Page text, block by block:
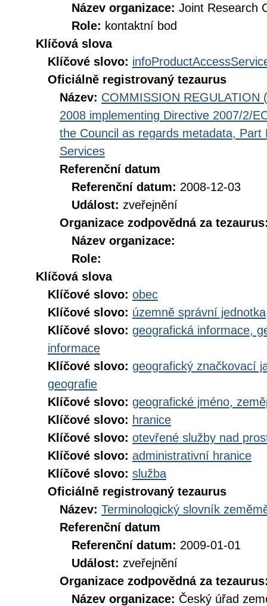
Název organizace: Joint Research
Role: kontaktní bod
Klíčová slova
Klíčové slovo:
Oficiálně registrovaný tezaurus
Název: COMMISSION REGULATION
2008 implementing Directive 2007/2/
the Council as regards metadata,
Services
Referenční datum
Referenční datum: 2008-12-03
Událost: zveřejnění
Organizace zodpovědná za
Název organizace:
Role:
Klíčová slova
Klíčové slovo: obec
Klíčové slovo: územně správní jednotka
Klíčové slovo: geografická informace,
informace
Klíčové slovo: geografický značkovací
geografie
Klíčové slovo: geografické jméno,
Klíčové slovo: hranice
Klíčové slovo: otevřené služby nad
Klíčové slovo: administrativní hranice
Klíčové slovo: služba
Oficiálně registrovaný tezaurus
Název: Terminologický slovník
Referenční datum
Referenční datum: 2009-01-01
Událost: zveřejnění
Organizace zodpovědná za
Název organizace: Český úřad